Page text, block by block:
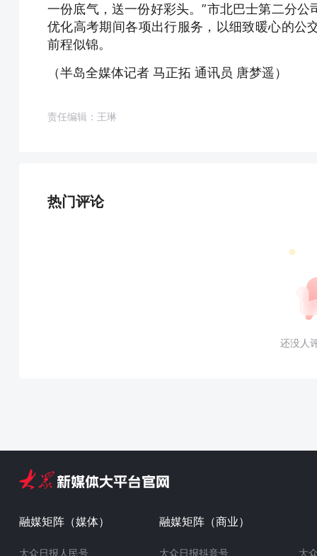
一份底气，送一份好彩头。”市北巴士第二分
优化高考期间各项出行服务，以细致暖心的公
前程似锦。
（半岛全媒体记者 马正拓 通讯员 唐梦遥）
责任编辑：王琳
热门评论
还没人
融媒矩阵（媒体）
大众日报人民号
融媒矩阵（商业）
大众日报抖音号 大